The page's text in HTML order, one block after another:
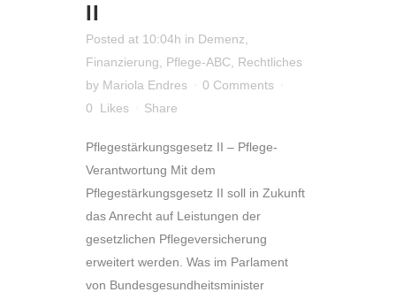
II
Posted at 10:04h in Demenz
Finanzierung
Pflege-ABC
Rechtliches
by Mariola Endres
0 Comments
0
Likes Share
Pflegestärkungsgesetz II – Pflege-
Verantwortung Mit dem
Pflegestärkungsgesetz II soll in Zukunft
das Anrecht auf Leistungen der
gesetzlichen Pflegeversicherung
erweitert werden. Was im Parlament
von Bundesgesundheitsminister